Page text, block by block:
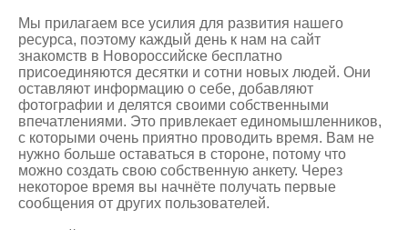
Мы прилагаем все усилия для развития нашего
ресурса, поэтому каждый день к нам на сайт
знакомств в Новороссийске бесплатно
присоединяются десятки и сотни новых людей. Они
оставляют информацию о себе, добавляют
фотографии и делятся своими собственными
впечатлениями. Это привлекает единомышленников,
с которыми очень приятно проводить время. Вам не
нужно больше оставаться в стороне, потому что
можно создать свою собственную анкету. Через
некоторое время вы начнёте получать первые
сообщения от других пользователей.